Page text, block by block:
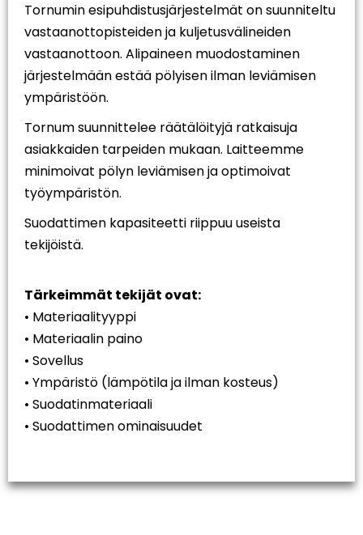
Tornumin esipuhdistusjärjestelmät on suunniteltu
vastaanottopisteiden ja kuljetusvälineiden
vastaanottoon. Alipaineen muodostaminen
järjestelmään estää pölyisen ilman leviämisen
ympäristöön.
Tornum suunnittelee räätälöityjä ratkaisuja
asiakkaiden tarpeiden mukaan. Laitteemme
minimoivat pölyn leviämisen ja optimoivat
työympäristön.
Suodattimen kapasiteetti riippuu useista
tekijöistä.
Tärkeimmät tekijät ovat:
• Materiaalityyppi
• Materiaalin paino
• Sovellus
• Ympäristö (lämpötila ja ilman kosteus)
• Suodatinmateriaali
• Suodattimen ominaisuudet